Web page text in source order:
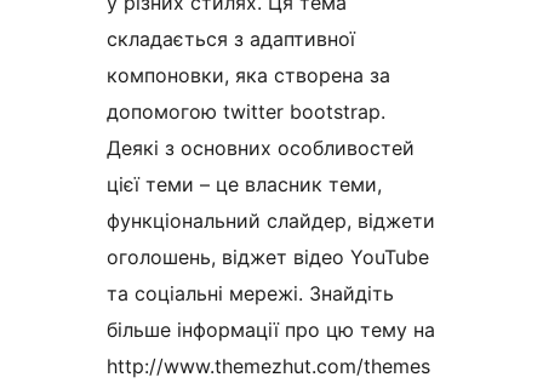
складається з адаптивної
компоновки, яка створена за
допомогою twitter bootstrap.
Деякі з основних особливостей
цієї теми – це власник теми,
функціональний слайдер, віджети
оголошень, віджет відео YouTube
та соціальні мережі. Знайдіть
більше інформації про цю тему на
http://www.themezhut.com/themes